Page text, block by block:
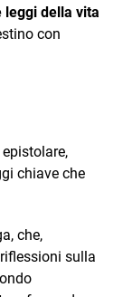
della vita
con
chiave che
che,
sulla